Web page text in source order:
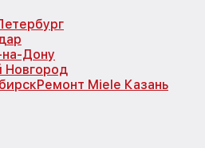
Дону
Новгород
Ремонт Miele Казань